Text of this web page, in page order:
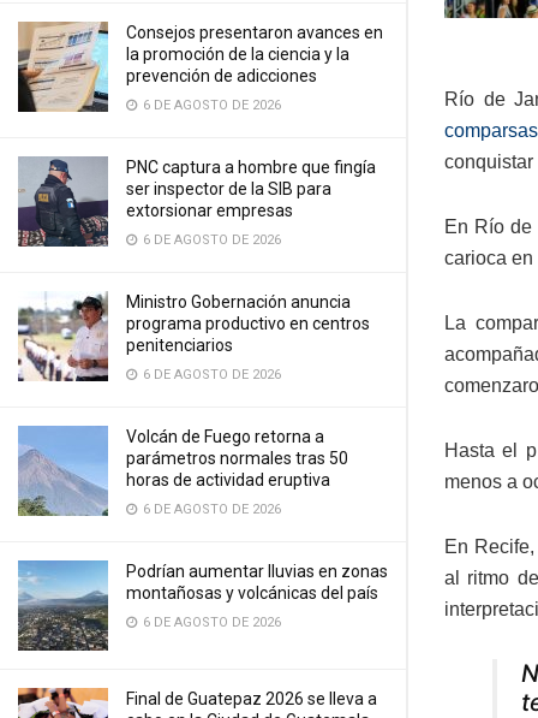
Consejos presentaron avances en
la promoción de la ciencia y la
prevención de adicciones
6 DE AGOSTO DE 2026
PNC captura a hombre que fingía
ser inspector de la SIB para
extorsionar empresas
6 DE AGOSTO DE 2026
Ministro Gobernación anuncia
programa productivo en centros
penitenciarios
6 DE AGOSTO DE 2026
Volcán de Fuego retorna a
parámetros normales tras 50
horas de actividad eruptiva
6 DE AGOSTO DE 2026
Podrían aumentar lluvias en zonas
montañosas y volcánicas del país
6 DE AGOSTO DE 2026
Final de Guatepaz 2026 se lleva a
Río de
comparsas
conquistar
En Río de
carioca en
La
Hasta el
menos a
En
al ritmo